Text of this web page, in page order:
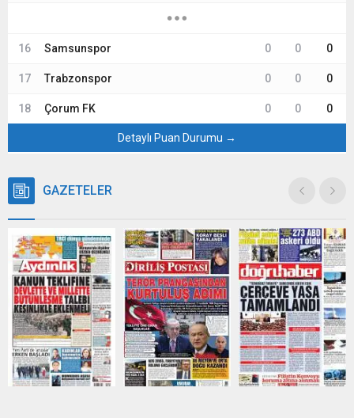
16 Samsunspor 0 0 0
17 Trabzonspor 0 0 0
18 Çorum FK 0 0 0
Detaylı Puan Durumu →
GAZETELER